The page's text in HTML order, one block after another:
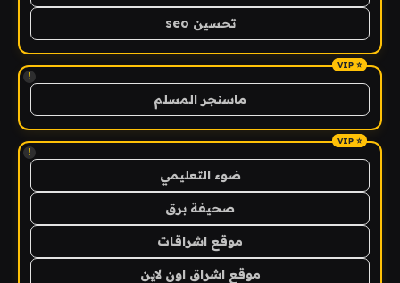
تحسين seo
!
ماسنجر المسلم
!
ضوء التعليمي
صحيفة برق
موقع اشراقات
موقع اشراق اون لاين